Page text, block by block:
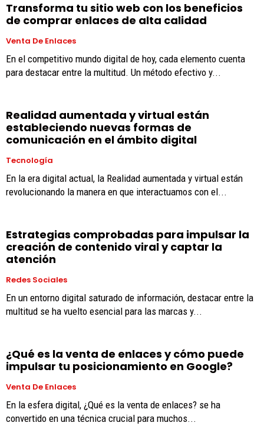
Transforma tu sitio web con los beneficios
de comprar enlaces de alta calidad
Venta De Enlaces
En el competitivo mundo digital de hoy, cada elemento cuenta
para destacar entre la multitud. Un método efectivo y...
Realidad aumentada y virtual están
estableciendo nuevas formas de
comunicación en el ámbito digital
Tecnología
En la era digital actual, la Realidad aumentada y virtual están
revolucionando la manera en que interactuamos con el...
Estrategias comprobadas para impulsar la
creación de contenido viral y captar la
atención
Redes Sociales
En un entorno digital saturado de información, destacar entre la
multitud se ha vuelto esencial para las marcas y...
¿Qué es la venta de enlaces y cómo puede
impulsar tu posicionamiento en Google?
Venta De Enlaces
En la esfera digital, ¿Qué es la venta de enlaces? se ha
convertido en una técnica crucial para muchos...